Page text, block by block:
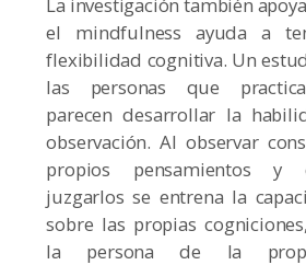
el mindfulness ayuda a
flexibilidad cognitiva. Un
las personas que
parecen desarrollar la
observación. Al observar
propios pensamientos y
juzgarlos se entrena la
sobre las propias
la persona de la